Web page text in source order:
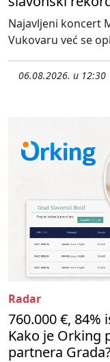
Najavljeni koncert
Vukovaru već se
06.08.2026. u 12:30
Radar
760.000 €,
Kako je Orking
partnera